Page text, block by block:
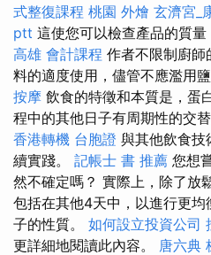
式整復課程 桃園 外燴 玄濟宮_
ptt 這使您可以檢查產品的質量
高雄 會計課程 作者不限制廚師
料的適度使用，儘管不應濫用鹽
按摩 飲食的特徵和本質是，蛋
程中的其他日子有周期性的交替
香港轉機 台胞證 與其他飲食技
續實踐。 記帳士 書 推薦 您想
然不確定嗎？ 實際上，除了放
包括在其他4天中，以進行更
子的性質。 如何設立投資公司
更詳細地閱讀此內容。 唐六典